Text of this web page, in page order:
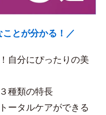
とが分かる！／
自分にぴったりの美
種類の特長
ータルケアができる